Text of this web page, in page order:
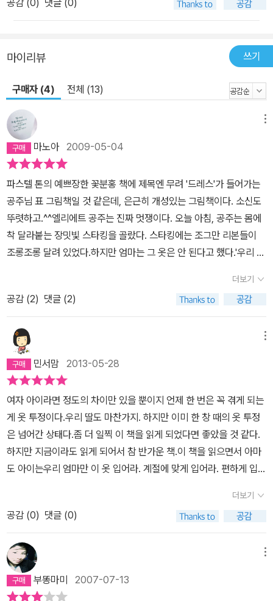
공감 (0) 댓글 (0)
마이리뷰 쓰기
구매자 (4) 전체 (13)
마노아2009-05-04
파스텔 톤의 예쁘장한 꽃분홍 책에 제목엔 무려 '드레스'가 들어가는
공주님 표 그림책일 것 같은데, 은근히 개성있는 그림책이다. 소신도
뚜렷하고.^^엘리에트 공주는 진짜 멋쟁이다. 오늘 아침, 공주는 몸에
착 달라붙는 장밋빛 스타킹을 골랐다. 스타킹에는 조그만 리본들이
조롱조롱 달려 있었다.하지만 엄마는 그 옷은 안 된다고 했다.'우리 아
와 엄마의 대치는 계속 이어진다.공주는 벽장에서 나풀거리는 드레스
를 꺼냈다. 작은 꽃무늬가 아롱진 어여쁜 드레스를.하지만 엄마는 멜
빵바지를 입어야 한다고 했고,방울이 달린 진주 목걸이 대신 낙타털
외투에 목도리를 두르라고 했다.화려한 나비 장식이 달린 멋진 구두
도 퇴짜를 맞았다. 에스키모 털신이 엘리에트를 기다리고 있었다.사
촌 알리스를 만난 엘리에트. 엄마의 당부대로 완전무장을 해서 찬바
람이 끼어들 틈이 전혀 없다.두 사람은 무엇을 하고 놀까 하다가 썰매
를 타자고 했다. 썰매도 없는데 어떻게???문제될 게 없다. 바로 이렇
게 하면 된다!낙타털 외투는 썰매로 변신했고, 할머니 표 목도리는 타
잔 놀이를 할 수 있게 해줬다.꼴보기 싫었던 헐렁이 스웨터는 뻥뻥 차
고 놀 수 있는 공이 되었고(뻥 소리는 안 났겠다..;;;)모자에 눈을 담아
놀기도 하고, 예쁜 여자 눈사람을 만들기도 하였다.아니, '여자' 눈사
람이라니!방법은 간단했다. 스타킹을 벗어서 땋은 머리를 표현해 주
면 되었으니까. 엘리에트는 센스쟁이!(>_<)오늘 입은 옷들은 엘리에
겁게 놀았고 기뻐했고 만족스러워 했다. 만약 여기서 끝났다면, 역시
엄마 말을 들었더니 자다가도 떡이 나온다! 식의 결말이 되었겠지만,
이 책은 그렇게 촌스러운 마무리를 하지 않는다. 내일도 이렇게 눈밭
에서 놀 것인가, 아니다. 엘리에트는 입고 싶었던 옷들을 아직도 기억
더보기
공감 (2) 댓글 (2)
민서맘 2013-05-28
여자 아이라면 정도의 차이만 있을 뿐이지 언제 한 번은 꼭 겪게 되는
게 옷 투정이다.우리 딸도 마찬가지. 하지만 이미 한 창 때의 옷 투정
은 넘어간 상태다.좀 더 일찍 이 책을 읽게 되었다면 좋았을 것 같다.
하지만 지금이라도 읽게 되어서 참 반가운 책.이 책을 읽으면서 아마
도 아이는우리 엄마만 이 옷 입어라. 계절에 맞게 입어라. 편하게 입어
마는 아이에게 그 동안 제대로 못했던 잔소리를 제대로 할 수 있을 것
같다.한 마디로 좋은 책이다.
더보기
공감 (0) 댓글 (0)
부똥마미 2007-07-13